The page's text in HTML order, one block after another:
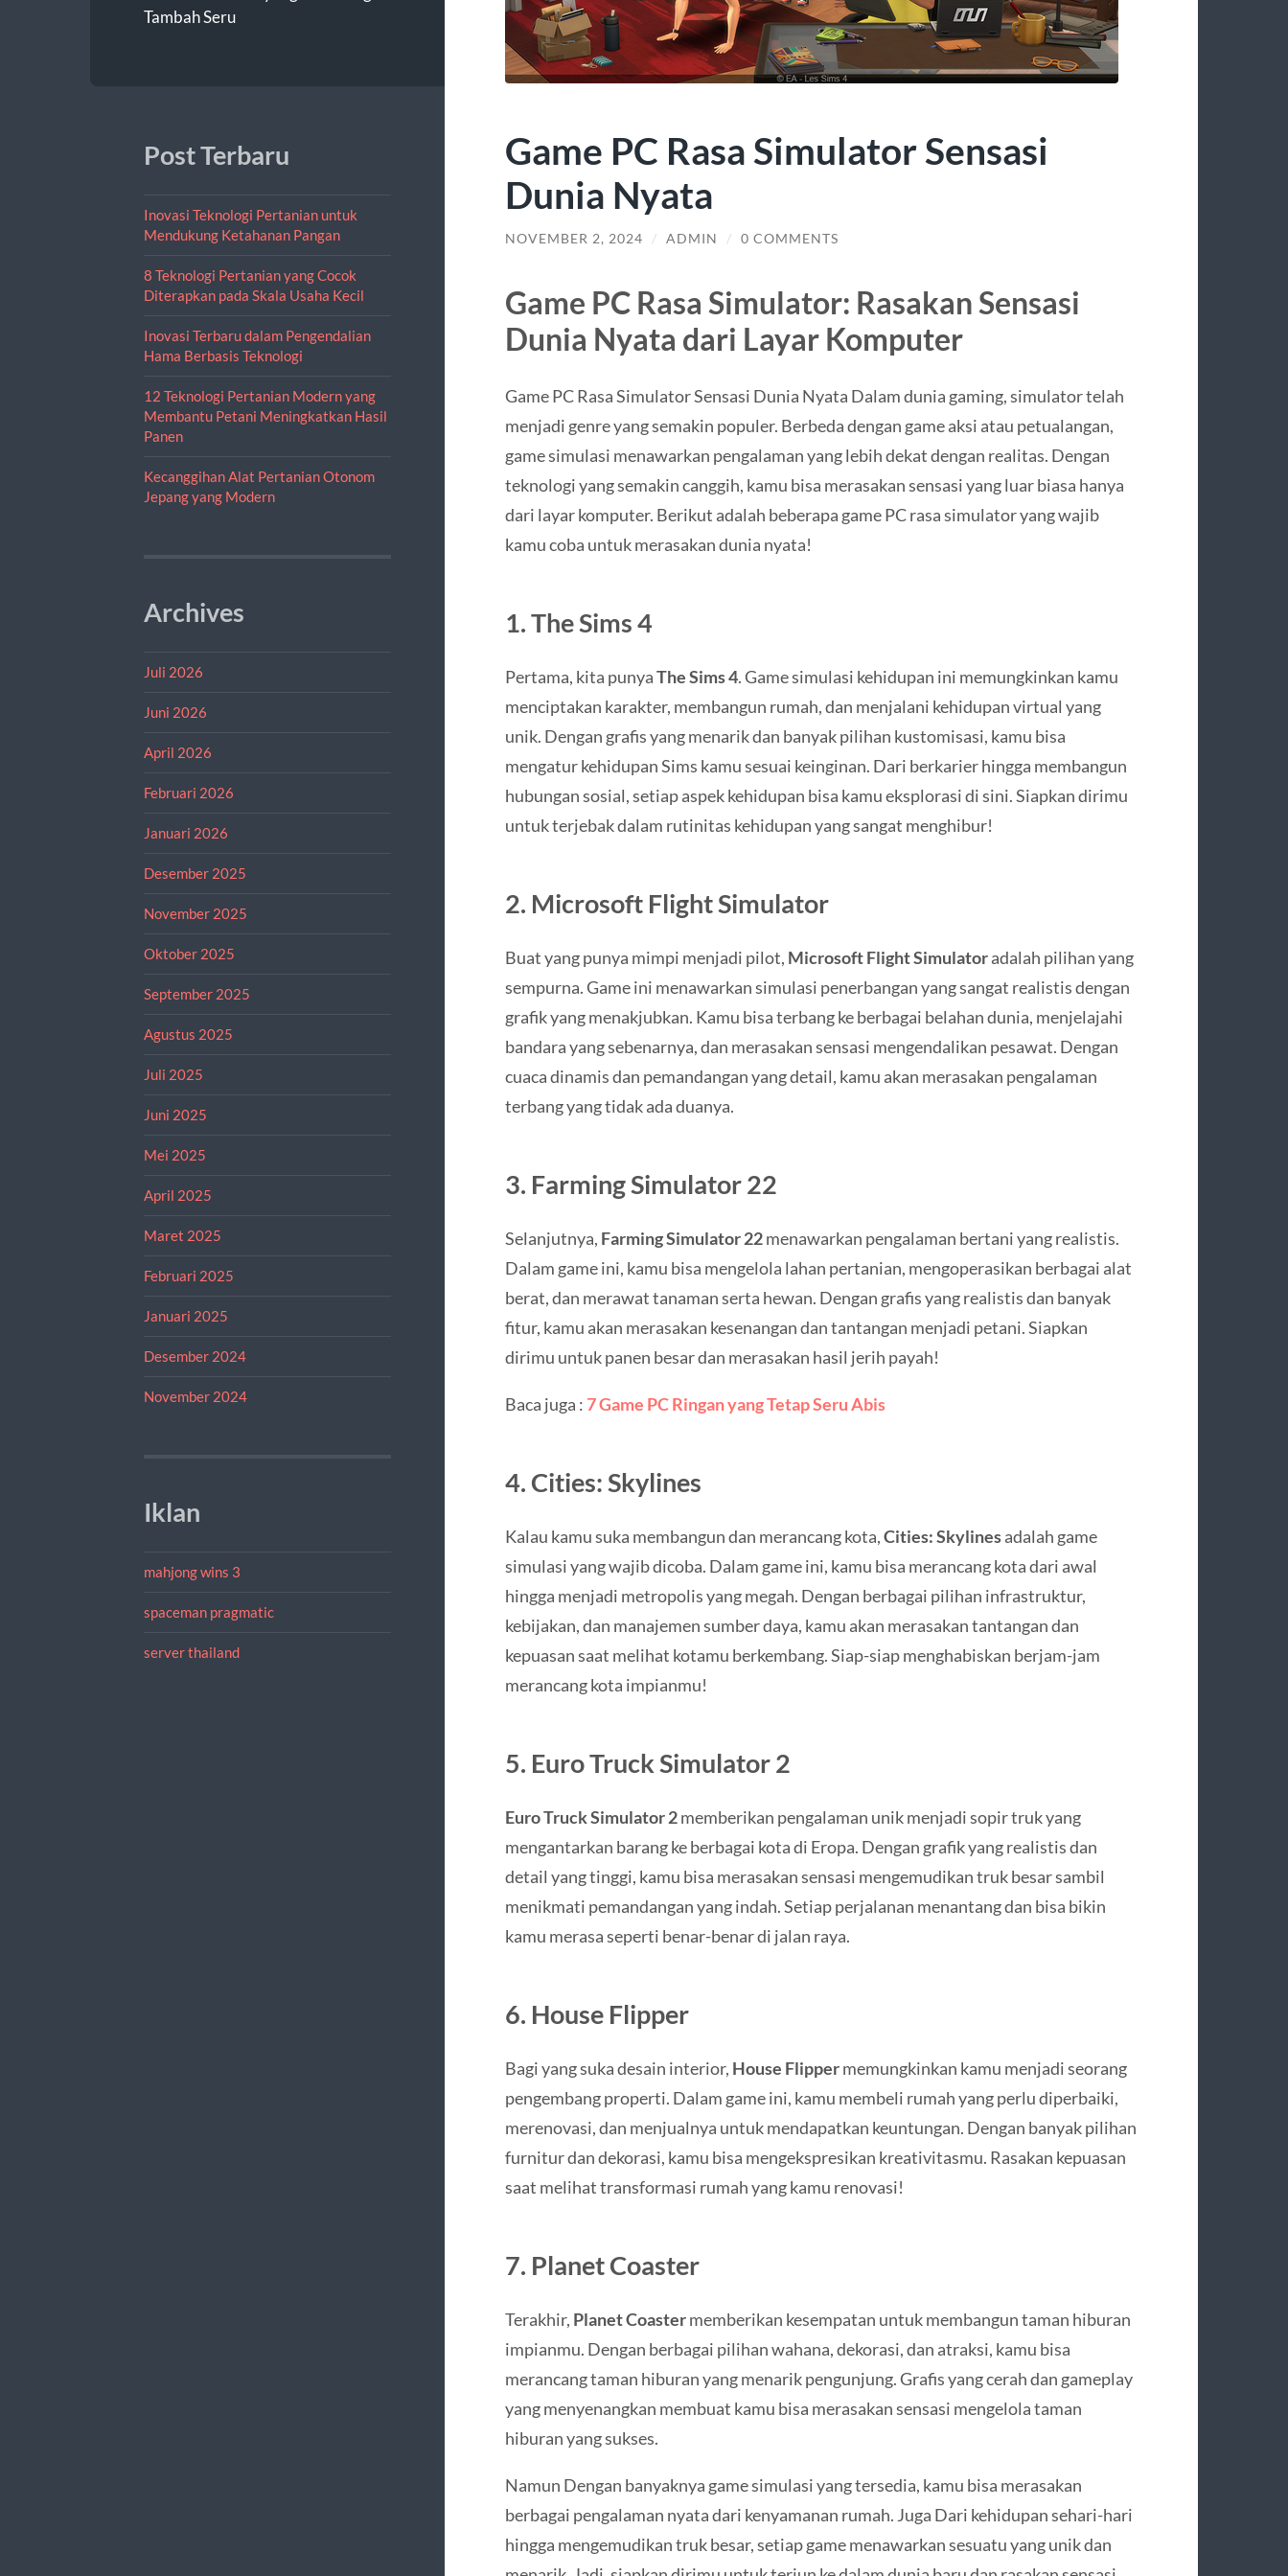
Tambah Seru
Post Terbaru
Inovasi Teknologi Pertanian untuk
Mendukung Ketahanan Pangan
8 Teknologi Pertanian yang Cocok
Diterapkan pada Skala Usaha Kecil
Inovasi Terbaru dalam Pengendalian
Hama Berbasis Teknologi
12 Teknologi Pertanian Modern yang
Membantu Petani Meningkatkan Hasil
Panen
Kecanggihan Alat Pertanian Otonom
Jepang yang Modern
Archives
Juli 2026
Juni 2026
April 2026
Februari 2026
Januari 2026
Desember 2025
November 2025
Oktober 2025
September 2025
Agustus 2025
Juli 2025
Juni 2025
Mei 2025
April 2025
Maret 2025
Februari 2025
Januari 2025
Desember 2024
November 2024
Iklan
mahjong wins 3
spaceman pragmatic
server thailand
Game PC Rasa Simulator Sensasi
Dunia Nyata
NOVEMBER 2, 2024 / ADMIN / 0 COMMENTS
Game PC Rasa Simulator: Rasakan Sensasi
Dunia Nyata dari Layar Komputer
Game PC Rasa Simulator Sensasi Dunia Nyata Dalam dunia gaming, simulator telah
menjadi genre yang semakin populer. Berbeda dengan game aksi atau petualangan,
game simulasi menawarkan pengalaman yang lebih dekat dengan realitas. Dengan
teknologi yang semakin canggih, kamu bisa merasakan sensasi yang luar biasa hanya
dari layar komputer. Berikut adalah beberapa game PC rasa simulator yang wajib
kamu coba untuk merasakan dunia nyata!
1.The Sims 4
Pertama, kita punyaThe Sims 4. Game simulasi kehidupan ini memungkinkan kamu
menciptakan karakter, membangun rumah, dan menjalani kehidupan virtual yang
unik. Dengan grafis yang menarik dan banyak pilihan kustomisasi, kamu bisa
mengatur kehidupan Sims kamu sesuai keinginan. Dari berkarier hingga membangun
hubungan sosial, setiap aspek kehidupan bisa kamu eksplorasi di sini. Siapkan dirimu
untuk terjebak dalam rutinitas kehidupan yang sangat menghibur!
2. Microsoft Flight Simulator
Buat yang punya mimpi menjadi pilot, Microsoft Flight Simulatoradalah pilihan yang
sempurna. Game ini menawarkan simulasi penerbangan yang sangat realistis dengan
grafik yang menakjubkan. Kamu bisa terbang ke berbagai belahan dunia, menjelajahi
bandara yang sebenarnya, dan merasakan sensasi mengendalikan pesawat. Dengan
cuaca dinamis dan pemandangan yang detail, kamu akan merasakan pengalaman
terbang yang tidak ada duanya.
3. Farming Simulator 22
Selanjutnya, Farming Simulator 22menawarkan pengalaman bertani yang realistis.
Dalam game ini, kamu bisa mengelola lahan pertanian, mengoperasikan berbagai alat
berat, dan merawat tanaman serta hewan. Dengan grafis yang realistis dan banyak
fitur, kamu akan merasakan kesenangan dan tantangan menjadi petani. Siapkan
dirimu untuk panen besar dan merasakan hasil jerih payah!
Baca juga : 7 Game PC Ringan yang Tetap Seru Abis
4. Cities: Skylines
Kalau kamu suka membangun dan merancang kota,Cities: Skylinesadalah game
simulasi yang wajib dicoba. Dalam game ini, kamu bisa merancang kota dari awal
hingga menjadi metropolis yang megah. Dengan berbagai pilihan infrastruktur,
kebijakan, dan manajemen sumber daya, kamu akan merasakan tantangan dan
kepuasan saat melihat kotamu berkembang. Siap-siap menghabiskan berjam-jam
merancang kota impianmu!
5. Euro Truck Simulator 2
Euro Truck Simulator 2memberikan pengalaman unik menjadi sopir truk yang
mengantarkan barang ke berbagai kota di Eropa. Dengan grafik yang realistis dan
detail yang tinggi, kamu bisa merasakan sensasi mengemudikan truk besar sambil
menikmati pemandangan yang indah. Setiap perjalanan menantang dan bisa bikin
kamu merasa seperti benar-benar di jalan raya.
6. House Flipper
Bagi yang suka desain interior, House Flippermemungkinkan kamu menjadi seorang
pengembang properti. Dalam game ini, kamu membeli rumah yang perlu diperbaiki,
merenovasi, dan menjualnya untuk mendapatkan keuntungan. Dengan banyak pilihan
furnitur dan dekorasi, kamu bisa mengekspresikan kreativitasmu. Rasakan kepuasan
saat melihat transformasi rumah yang kamu renovasi!
7. Planet Coaster
Terakhir, Planet Coastermemberikan kesempatan untuk membangun taman hiburan
impianmu. Dengan berbagai pilihan wahana, dekorasi, dan atraksi, kamu bisa
merancang taman hiburan yang menarik pengunjung. Grafis yang cerah dan gameplay
yang menyenangkan membuat kamu bisa merasakan sensasi mengelola taman
hiburan yang sukses.
Namun Dengan banyaknya game simulasi yang tersedia, kamu bisa merasakan
berbagai pengalaman nyata dari kenyamanan rumah. Juga Dari kehidupan sehari-hari
hingga mengemudikan truk besar, setiap game menawarkan sesuatu yang unik dan